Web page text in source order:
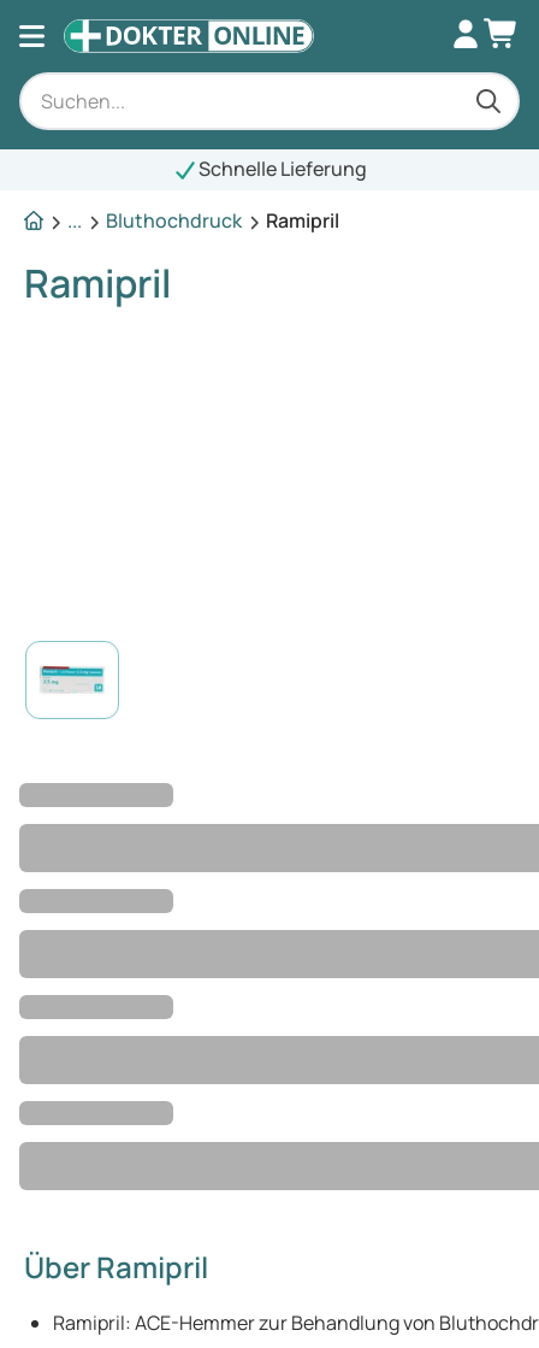
Schnelle Lieferung
...
Bluthochdruck Ramipril
Ramipril
Über Ramipril
Ramipril: ACE-Hemmer zur Behandlung von